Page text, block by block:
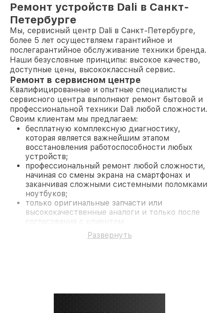
Ремонт устройств Dali в Санкт-
Петербурге
Мы, сервисный центр Dali в Санкт-Петербурге,
более 5 лет осуществляем гарантийное и
послегарантийное обслуживание техники бренда.
Наши безусловные принципы: высокое качество,
доступные цены, высококлассный сервис.
Ремонт в сервисном центре
Квалифицированные и опытные специалисты
сервисного центра выполняют ремонт бытовой и
профессиональной техники Dali любой сложности.
Своим клиентам мы предлагаем:
бесплатную комплексную диагностику,
которая является важнейшим этапом
восстановления работоспособности любых
устройств;
профессиональный ремонт любой сложности,
начиная со смены экрана на смартфонах и
заканчивая сложными системными поломками
ноутбуков;
только оригинальные запчасти или
высококачественные аналоги и только после
согласования с клиентом.
На все работы и замененные комплектующие
предоставляется длительная гарантия. В случае
Развернуть